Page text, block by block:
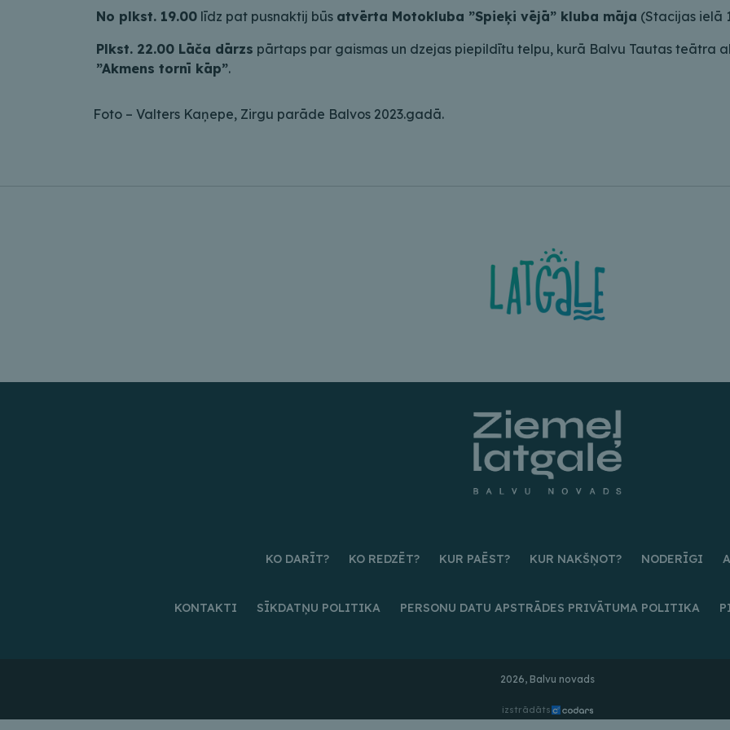
No plkst. 19.00 līdz pat pusnaktij būs atvērta Motokluba ”Spieķi vējā” kluba māja (Stacijas ielā
Plkst. 22.00 Lāča dārzs pārtaps par gaismas un dzejas piepildītu telpu, kurā Balvu Tautas teātra
”Akmens tornī kāp”.
Foto – Valters Kaņepe, Zirgu parāde Balvos 2023.gadā.
KO DARĪT? KO REDZĒT? KUR PAĒST? KUR NAKŠŅOT? NODERĪGI
KONTAKTI SĪKDATŅU POLITIKA PERSONU DATU APSTRĀDES PRIVĀTUMA POLITIKA
2026, Balvu novads
izstrādāts